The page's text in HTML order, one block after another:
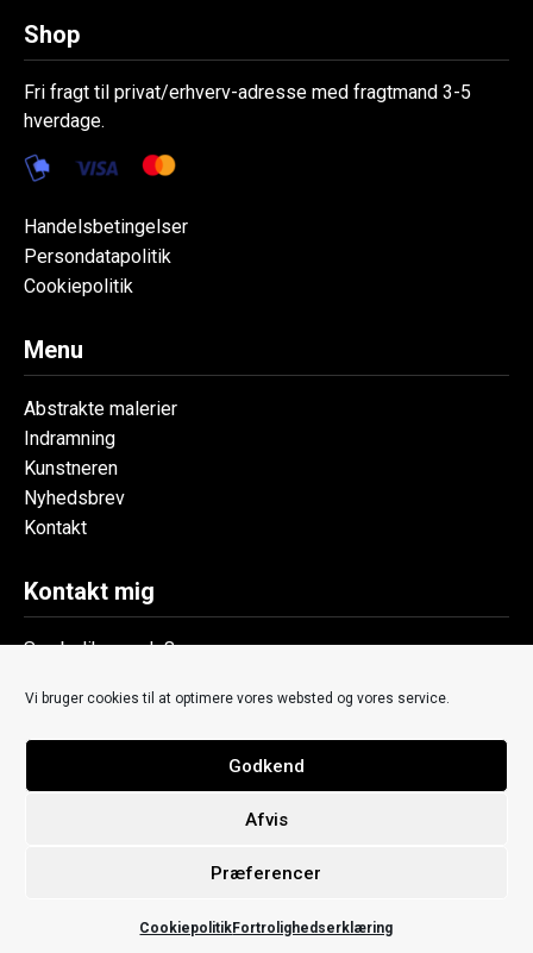
Vi bruger cookies til at optimere vores websted og vores service.
Godkend
Afvis
Præferencer
CookiepolitikFortrolighedserklæring
Shop
Fri fragt til privat/erhverv-adresse med fragtmand 3-5
hverdage.
Handelsbetingelser
Persondatapolitik
Cookiepolitik
Menu
Abstrakte malerier
Indramning
Kunstneren
Nyhedsbrev
Kontakt
Kontakt mig
Symbolik v. code8
thomas@symbolik.dk
Denmark
Fri fragt (3-5 hverdage)